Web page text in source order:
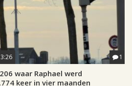
1
waar Raphael werd
keer in vier maanden